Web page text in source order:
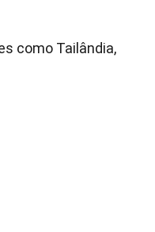
como Tailândia,